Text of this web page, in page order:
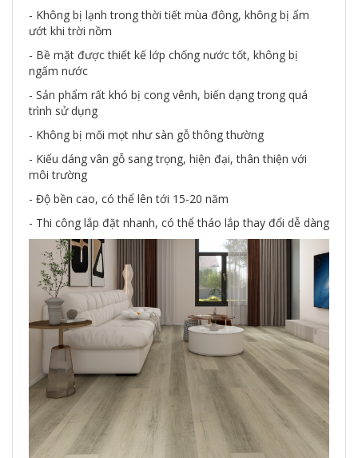
- Không bị lạnh trong thời tiết mùa đông, không bị ẩm
ướt khi trời nồm
- Bề mặt được thiết kế lớp chống nước tốt, không bị
ngấm nước
- Sản phẩm rất khó bị cong vênh, biến dạng trong quá
trình sử dụng
- Không bị mối mọt như sàn gỗ thông thường
- Kiểu dáng vân gỗ sang trọng, hiện đại, thân thiện với
môi trường
- Độ bền cao, có thể lên tới 15-20 năm
- Thi công lắp đặt nhanh, có thể tháo lắp thay đổi dễ dàng